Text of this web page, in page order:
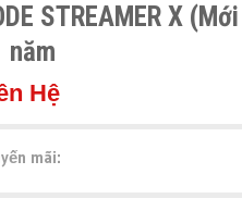
STREAMER X
năm
Hệ
mãi: